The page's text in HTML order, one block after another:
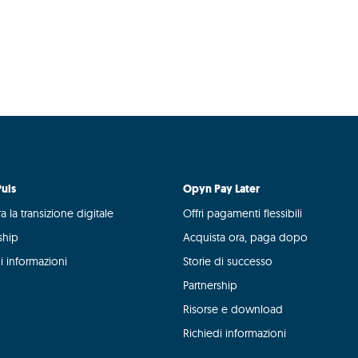
la transizione digitale
informazioni
Opyn Pay Later
Offri pagamenti flessibili
Acquista ora, paga dopo
Storie di successo
Partnership
Risorse e download
Richiedi informazioni